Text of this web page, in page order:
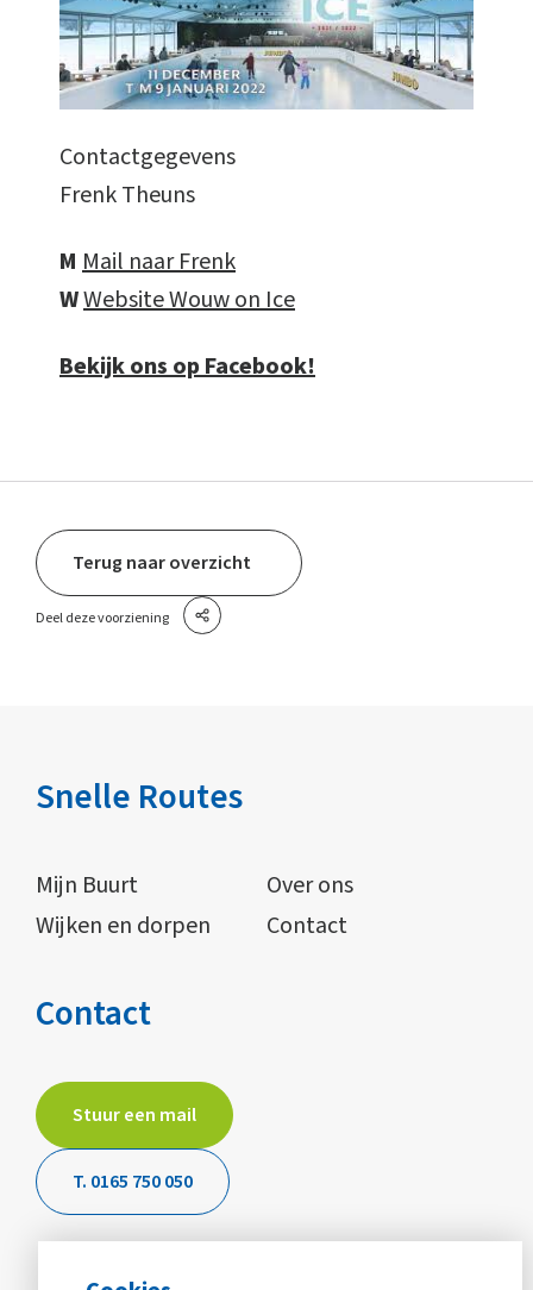
Contactgegevens
Frenk Theuns
M Mail naar Frenk
WWebsite Wouw on Ice
Bekijk ons op Facebook!
Terug naar overzicht
Deel deze voorziening
Snelle Routes
Mijn Buurt
Over ons
Wijken en dorpen
Contact
Contact
Stuur een mail
T. 0165 750 050